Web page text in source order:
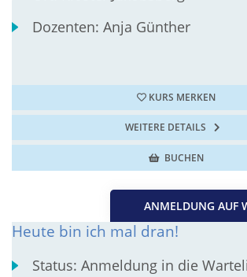
Dozenten:Anja Günther
KURS MERKEN
WEITERE DETAILS
BUCHEN
ANMELDUNG AUF
Heute bin ich mal dran!
Status:Anmeldung in die